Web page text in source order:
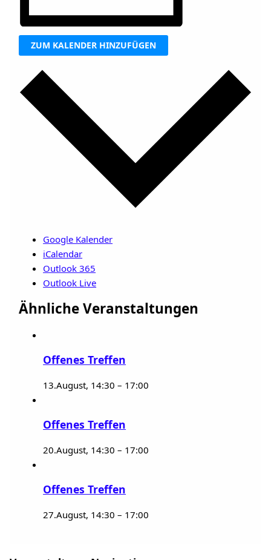
ZUM KALENDER HINZUFÜGEN
Google Kalender
iCalendar
Outlook 365
Outlook Live
Ähnliche Veranstaltungen
Offenes Treffen
13.August, 14:30 – 17:00
Offenes Treffen
20.August, 14:30 – 17:00
Offenes Treffen
27.August, 14:30 – 17:00